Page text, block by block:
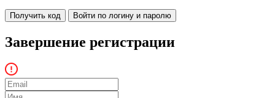
Получить код Войти по логину и паролю
Завершение регистрации